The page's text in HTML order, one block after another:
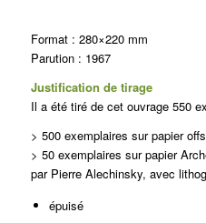
Format : 280×220 mm
Parution : 1967
Justification de tirage
Il a été tiré de cet ouvrage 550
> 500 exemplaires sur papier
> 50 exemplaires sur papier
par Pierre Alechinsky, avec
épuisé